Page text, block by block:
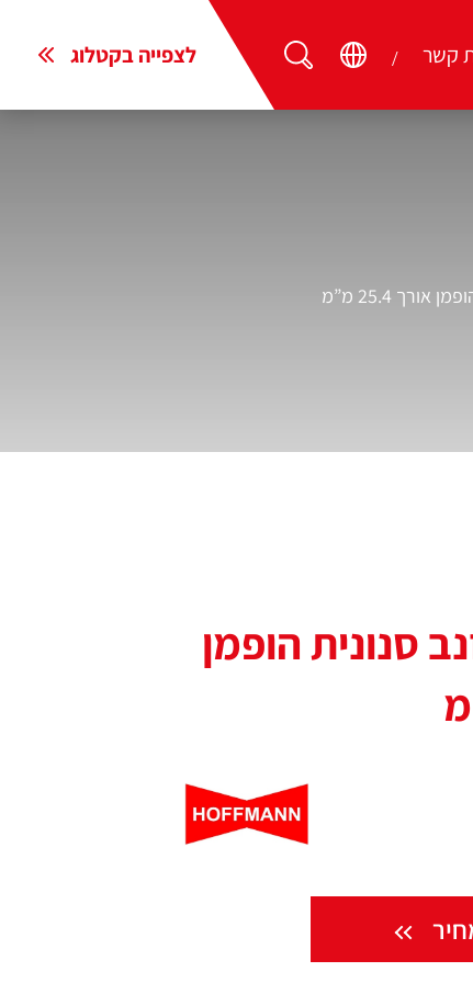
קשר לצפייה בקטלוג
25.4 מ”מ
סנונית הופמן